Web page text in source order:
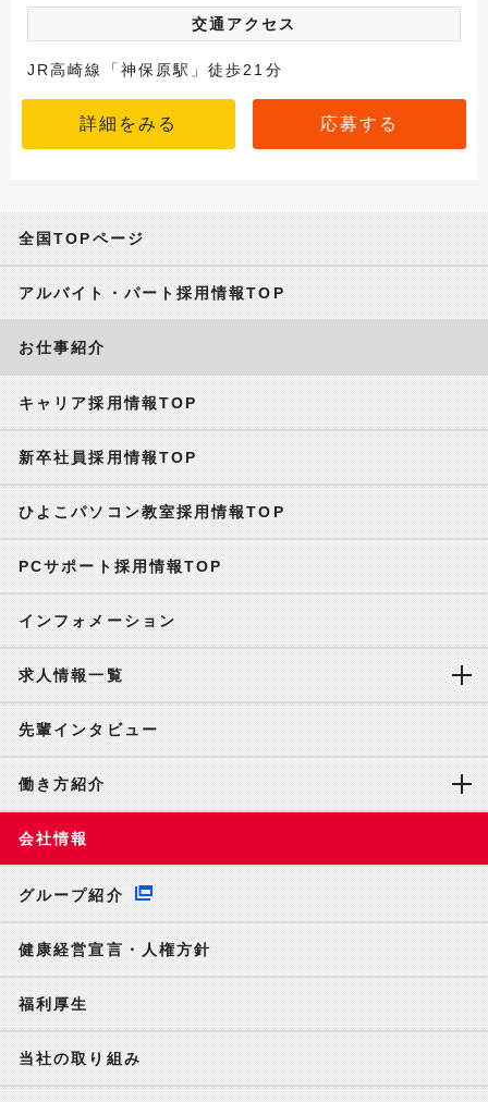
交通アクセス
JR高崎線「神保原駅」徒歩21分
詳細をみる 応募する
全国TOPページ
アルバイト・パート採用情報TOP
お仕事紹介
キャリア採用情報TOP
新卒社員採用情報TOP
ひよこパソコン教室採用情報TOP
PCサポート採用情報TOP
インフォメーション
求人情報一覧
先輩インタビュー
働き方紹介
会社情報
グループ紹介
健康経営宣言・人権方針
福利厚生
当社の取り組み